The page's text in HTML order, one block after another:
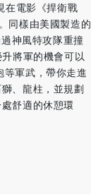
在電影《捍衛戰
同樣由美國製造的
神風特攻隊重撞
將軍的機會可以
軍武，帶你走進
、龍柱，並規劃
舒適的休憩環